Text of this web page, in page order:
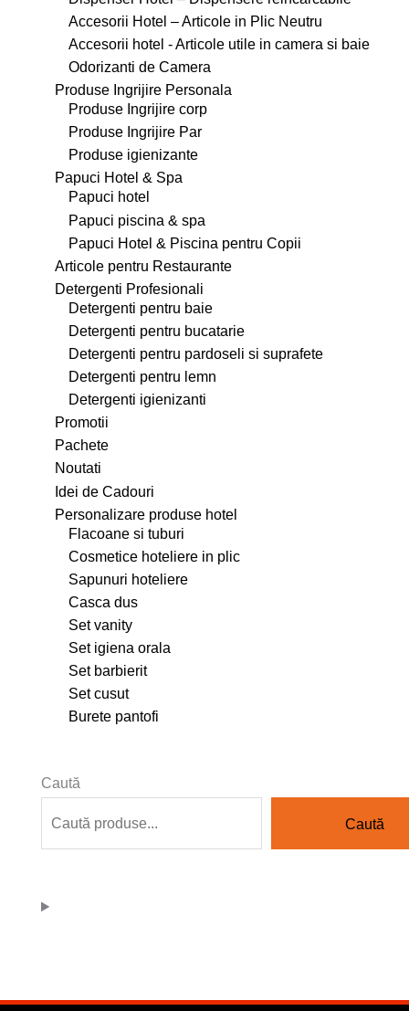
Accesorii Hotel – Articole in Plic Neutru
Accesorii hotel - Articole utile in camera si baie
Odorizanti de Camera
Produse Ingrijire Personala
Produse Ingrijire corp
Produse Ingrijire Par
Produse igienizante
Papuci Hotel & Spa
Papuci hotel
Papuci piscina & spa
Papuci Hotel & Piscina pentru Copii
Articole pentru Restaurante
Detergenti Profesionali
Detergenti pentru baie
Detergenti pentru bucatarie
Detergenti pentru pardoseli si suprafete
Detergenti pentru lemn
Detergenti igienizanti
Promotii
Pachete
Noutati
Idei de Cadouri
Personalizare produse hotel
Flacoane si tuburi
Cosmetice hoteliere in plic
Sapunuri hoteliere
Casca dus
Set vanity
Set igiena orala
Set barbierit
Set cusut
Burete pantofi
Caută
Caută